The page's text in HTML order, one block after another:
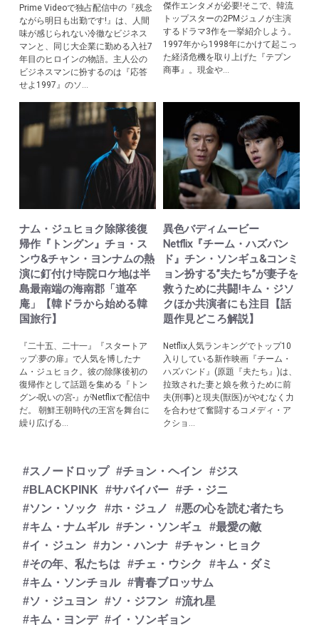
Prime Videoで独占配信中の『残念
ながら明日も出勤です!』は、人間
味が感じられない冷徹なビジネス
マンと、同じ大企業に勤める入社7
年目のヒロインの物語。主人公の
ビジネスマンに扮するのは『応答
せよ1997』のソ...
傑作エンタメが必要!そこで、韓流
トップスターの2PMジュノが主演
するドラマ3作を一挙紹介しよう。
1997年から1998年にかけて起こっ
た経済危機を取り上げた『テプン
商事』。現金や...
ナム・ジュヒョク除隊後復
帰作『トングン』チョ・ス
ンウ&チャン・ヨンナムの熱
演に釘付け!寺院ロケ地は半
島最南端の海南郡「道卒
庵」【韓ドラから始める韓
国旅行】
『二十五、二十一』『スタートア
ップ:夢の扉』で人気を博したナ
ム・ジュヒョク。彼の除隊後初の
復帰作として話題を集める『トン
グン-呪いの宮-』がNetflixで配信中
だ。 朝鮮王朝時代の王宮を舞台に
繰り広げる...
異色バディムービー
Netflix『チーム・ハズバン
ド』チン・ソンギュ&コンミ
ョン扮する”夫たち”が妻子を
救うために共闘!キム・ジソ
クほか共演者にも注目【話
題作見どころ解説】
Netflix人気ランキングでトップ10
入りしている新作映画『チーム・
ハズバンド』(原題『夫たち』)は、
拉致された妻と娘を救うために前
夫(刑事)と現夫(獣医)がやむなく力
を合わせて奮闘するコメディ・ア
クショ...
#スノードロップ #チョン・ヘイン #ジス
#BLACKPINK
#サバイバー #チ・ジニ
#ソン・ソック
#ホ・ジュノ
#悪の心を読む者たち
#キム・ナムギル #チン・ソンギュ
#最愛の敵
#イ・ジュン #カン・ハンナ #チャン・ヒョク
#その年、私たちは
#チェ・ウシク
#キム・ダミ
#キム・ソンチョル #青春ブロッサム
#ソ・ジュヨン #ソ・ジフン #流れ星
#キム・ヨンデ #イ・ソンギョン